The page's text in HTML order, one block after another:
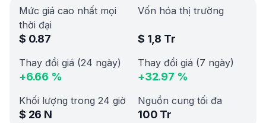
Mức giá cao nhất mọi
thời đại
$ 0.87
Vốn hóa thị trường
$ 1,8 Tr
Thay đổi giá (24 ngày)
+6.66 %
Thay đổi giá (7 ngày)
+32.97 %
Khối lượng trong 24 giờ
$ 26 N
Nguồn cung tối đa
100 Tr